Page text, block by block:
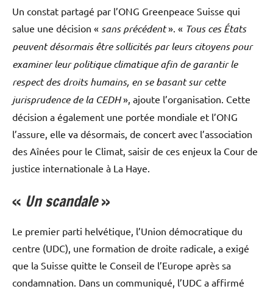
Un constat partagé par l’ONG Greenpeace Suisse qui
salue une décision « sans précédent». « Tous ces États
peuvent désormais être sollicités par leurs citoyens pour
examiner leur politique climatique afin de garantir le
respect des droits humains, en se basant sur cette
jurisprudence de la CEDH», ajoute l’organisation. Cette
décision a également une portée mondiale et l’ONG
l’assure, elle va désormais, de concert avec l’association
des Aînées pour le Climat, saisir de ces enjeux la Cour de
justice internationale à La Haye.
« Un scandale»
Le premier parti helvétique, l’Union démocratique du
centre (UDC), une formation de droite radicale, a exigé
que la Suisse quitte le Conseil de l’Europe après sa
condamnation. Dans un communiqué, l’UDC a affirmé